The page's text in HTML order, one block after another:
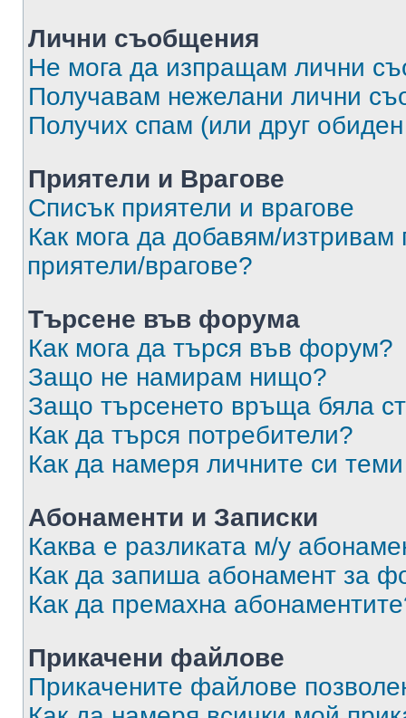
Лични съобщения
Не мога да изпращам лични
Получавам нежелани лични
Получих спам (или друг
Приятели и Врагове
Списък приятели и врагове
Как мога да добавям/изтривам
приятели/врагове?
Търсене във форума
Как мога да търся във форум?
Защо не намирам нищо?
Защо търсенето връща бяла
Как да търся потребители?
Как да намеря личните си
Абонаменти и Записки
Каква е разликата м/у
Как да запиша абонамент за
Как да премахна
Прикачени файлове
Прикачените файлове